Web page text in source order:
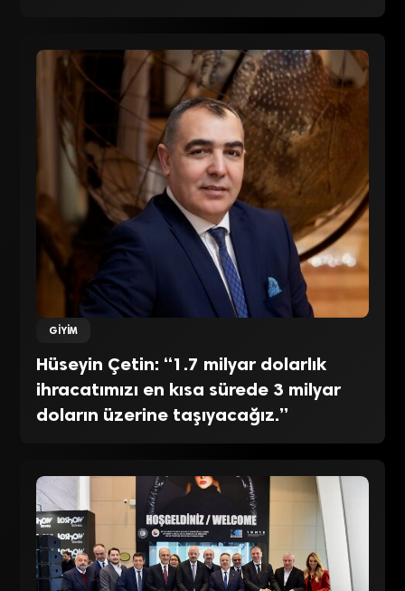
GIYIM
Hüseyin Çetin: “1.7 milyar dolarlık
ihracatımızı en kısa sürede 3 milyar
doların üzerine taşıyacağız.”